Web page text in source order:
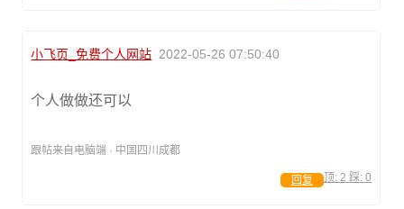
小飞页_免费个人网站 2022-05-26 07:50:40
个人做做还可以
跟帖来自电脑端 · 中国四川成都
顶: 2 踩: 0
回复